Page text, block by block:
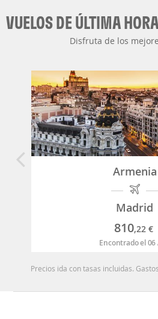
VUELOS DE ÚLTIMA
Disfruta de los
Armenia
Madrid
810,22 €
Encontrado el 06
Precios ida con tasas incluidas.